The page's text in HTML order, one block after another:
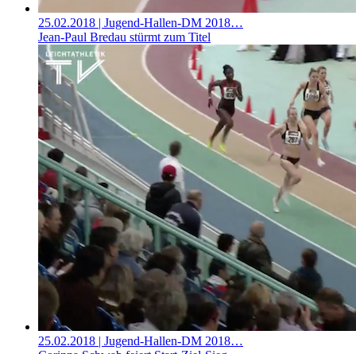
25.02.2018 | Jugend-Hallen-DM 2018…
Jean-Paul Bredau stürmt zum Titel
25.02.2018 | Jugend-Hallen-DM 2018…